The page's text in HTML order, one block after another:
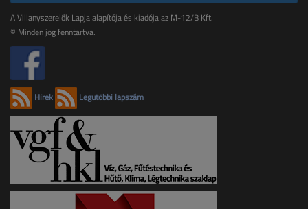
A Villanyszerelők Lapja alapítója és kiadója az M-12/B Kft.
© Minden jog fenntartva.
Hírek Legutóbbi lapszám